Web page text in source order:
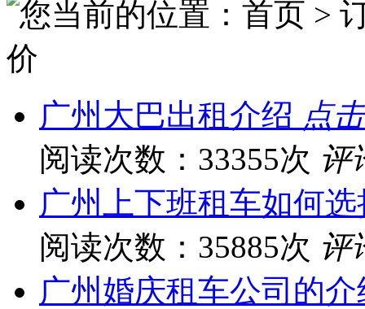
您当前的位置：首页 >
价
广州大巴出租介绍 点
阅读次数：33355次 评
广州上下班租车如何
阅读次数：35885次 评
广州婚庆租车公司的介